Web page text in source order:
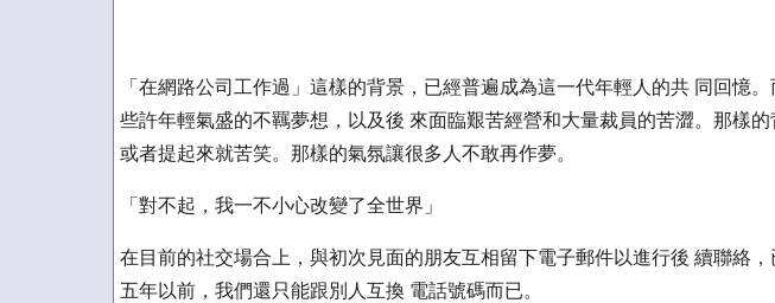
「在網路公司工作過」這樣的背景，已經普遍成為這一代年輕人的共 同回憶
些許年輕氣盛的不羈夢想，以及後 來面臨艱苦經營和大量裁員的苦澀。那樣的
或者提起來就苦笑。那樣的氣氛讓很多人不敢再作夢。
「對不起，我一不小心改變了全世界」
在目前的社交場合上，與初次見面的朋友互相留下電子郵件以進行後 續聯絡，
五年以前，我們還只能跟別人互換 電話號碼而已。